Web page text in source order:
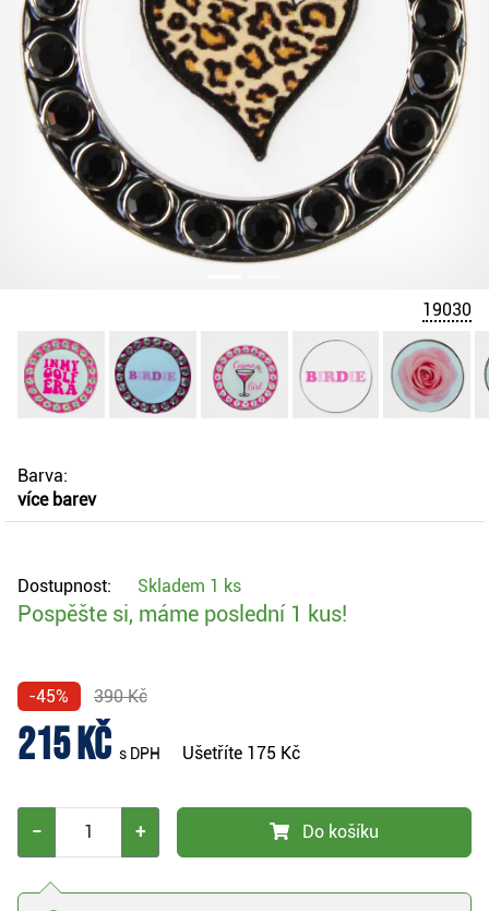
19030
Barva:
více barev
Dostupnost: Skladem 1 ks
Pospěšte si, máme poslední 1 kus!
-45% 390 Kč
215 Kč s DPH Ušetříte 175 Kč
− + Do košíku